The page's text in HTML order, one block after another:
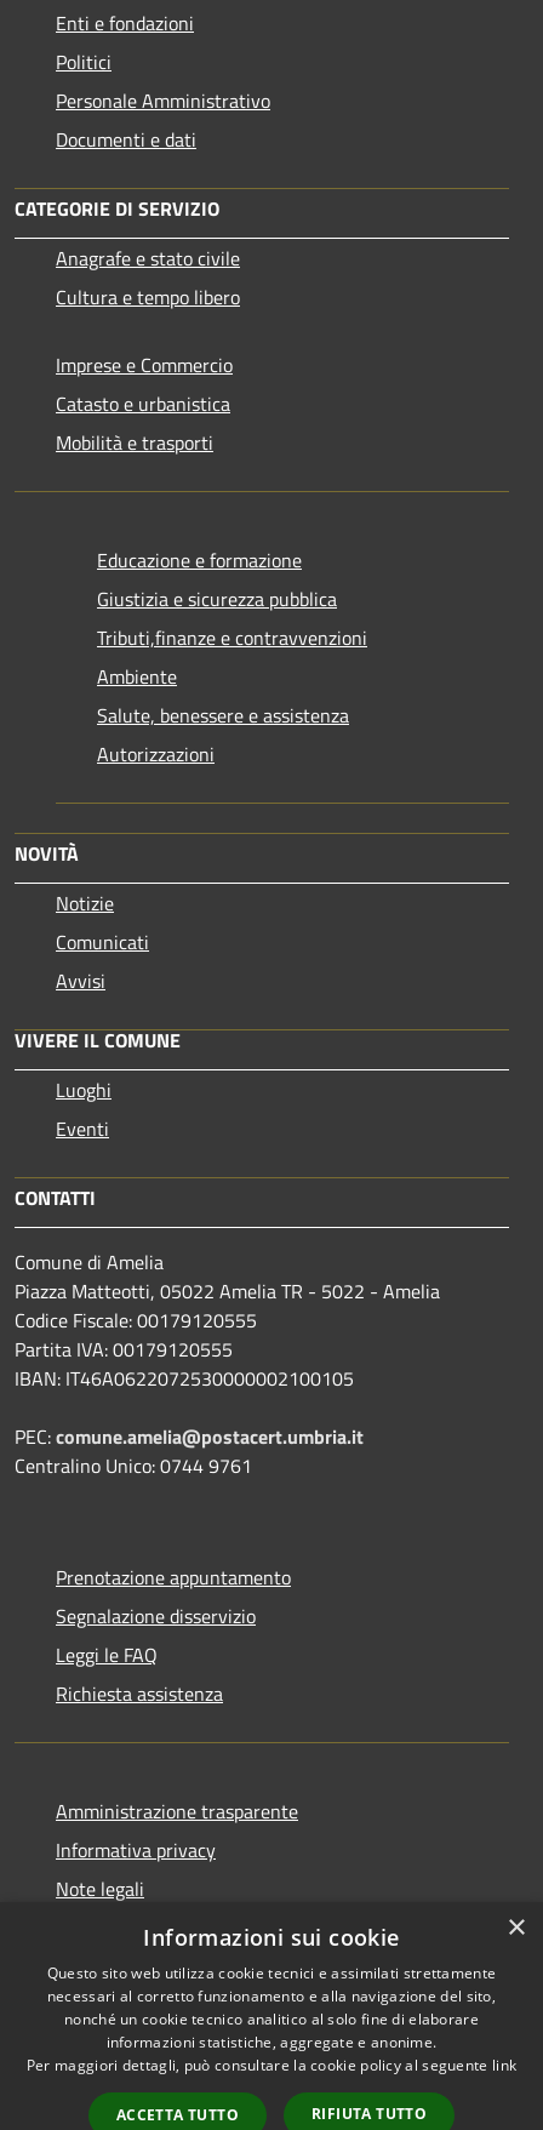
Enti e fondazioni
Politici
Personale Amministrativo
Documenti e dati
CATEGORIE DI SERVIZIO
Anagrafe e stato civile
Cultura e tempo libero
Imprese e Commercio
Catasto e urbanistica
Mobilità e trasporti
Educazione e formazione
Giustizia e sicurezza pubblica
Tributi,finanze e contravvenzioni
Ambiente
Salute, benessere e assistenza
Autorizzazioni
NOVITÀ
Notizie
Comunicati
Avvisi
VIVERE IL COMUNE
Luoghi
Eventi
CONTATTI
Comune di Amelia
Piazza Matteotti, 05022 Amelia TR - 5022 - Amelia
Codice Fiscale: 00179120555
Partita IVA: 00179120555
IBAN: IT46A0622072530000002100105
PEC:comune.amelia@postacert.umbria.it
Centralino Unico: 0744 9761
Prenotazione appuntamento
Segnalazione disservizio
Leggi le FAQ
Richiesta assistenza
Amministrazione trasparente
Informativa privacy
Note legali
Dichiarazione di accessibilità
Accessibilità
Copyright © 2026 • Comune di
Amelia • Powered by
Municipium•
Accesso
×
Informazioni sui cookie
Questo sito web utilizza cookie tecnici e assimilati strettamente
necessari al corretto funzionamento e alla navigazione del sito,
nonché un cookie tecnico analitico al solo fine di elaborare
informazioni statistiche, aggregate e anonime.
Per maggiori dettagli, può consultare la cookie policy al seguente link
ACCETTA TUTTO RIFIUTA TUTTO